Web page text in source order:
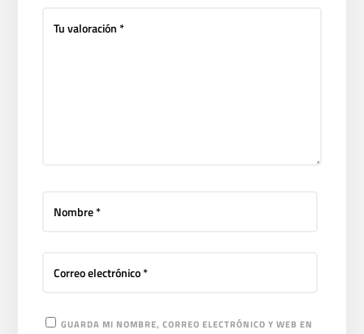
GUARDA MI NOMBRE, CORREO ELECTRÓNICO Y WEB EN